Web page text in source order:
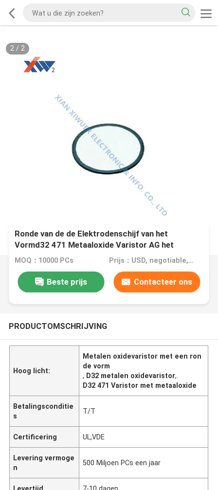
2/ 2
Ronde van de de Elektrodenschijf van het
Vormd32 471 Metaaloxide Varistor AG het
metaaloxidevaristor voor schommelingsremhaken
MOQ：10000 PCs Prijs：USD, negotiable, pcs
Beste prijs Contacteer ons
PRODUCTOMSCHRIJVING
Hoog licht:
Metalen oxidevaristor met een ron
de vorm
, D32 metalen oxidevaristor,
D32 471 Varistor met metaaloxide
Betalingsconditie
s
T/T
Certificering UL,VDE
Levering vermoge
n
500 Miljoen PCs een jaar
Levertijd 7-10 dagen